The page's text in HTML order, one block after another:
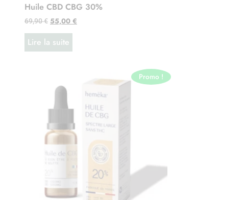
Huile CBD CBG 30%
69,90€ 55,00 €
Lire la suite
Promo !